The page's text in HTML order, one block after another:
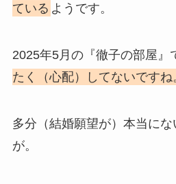
ている ようです。
2025年5月の『徹子の部屋』
たく（心配）してないですね
多分（結婚願望が）本当に
が。